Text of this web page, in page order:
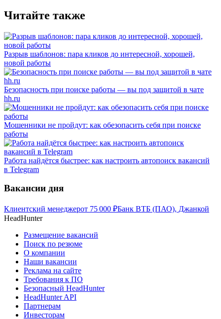
Читайте также
Разрыв шаблонов: пара кликов до интересной, хорошей,
новой работы
Безопасность при поиске работы — вы под защитой в чате
hh.ru
Мошенники не пройдут: как обезопасить себя при поиске
работы
Работа найдётся быстрее: как настроить автопоиск вакансий
в Telegram
Вакансии дня
Клиентский менеджерот 75 000 ₽Банк ВТБ (ПАО), Джанкой
HeadHunter
Размещение вакансий
Поиск по резюме
О компании
Наши вакансии
Реклама на сайте
Требования к ПО
Безопасный HeadHunter
HeadHunter API
Партнерам
Инвесторам